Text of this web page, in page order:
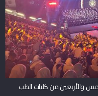
والأربعين من كليات الطب